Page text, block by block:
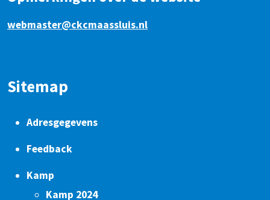
webmaster@ckcmaassluis.nl
Sitemap
Adresgegevens
Feedback
Kamp
Kamp 2024